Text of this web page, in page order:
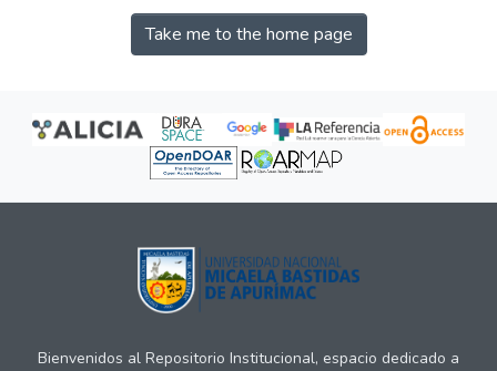
Take me to the home page
Bienvenidos al Repositorio Institucional, espacio dedicado a